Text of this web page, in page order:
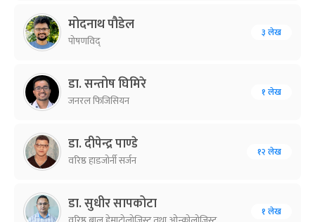
मोदनाथ पौडेल
पोषणविद्
३ लेख
डा. सन्तोष घिमिरे
जनरल फिजिसियन
१ लेख
डा. दीपेन्द्र पाण्डे
वरिष्ठ हाडजोर्नी सर्जन
१२ लेख
डा. सुधीर सापकोटा १ लेख